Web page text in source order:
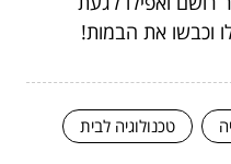
וכבשו את הבמות!
טכנולוגיה לבית